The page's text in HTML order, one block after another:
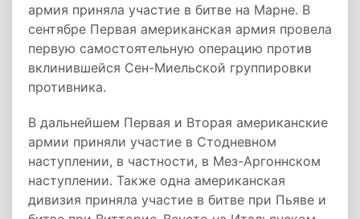
армия приняла участие в битве на Марне. В
сентябре Первая американская армия провела
первую самостоятельную операцию против
вклинившейся Сен-Миельской группировки
противника.
В дальнейшем Первая и Вторая американские
армии приняли участие в Стодневном
наступлении, в частности, в Мез-Аргоннском
наступлении. Также одна американская
дивизия приняла участие в битве при Пьяве и